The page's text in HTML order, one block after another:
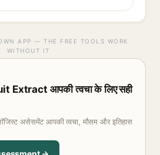
APP — THE FREE TOOLS WORK
WITHOUT IT
Extract आपकी त्वचा के लिए सही
असेसमेंट आपकी त्वचा, मौसम और इतिहास